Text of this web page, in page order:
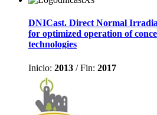
DNICast. Direct Normal
for optimized operation of
technologies
Inicio: 2013 /Fin: 2017